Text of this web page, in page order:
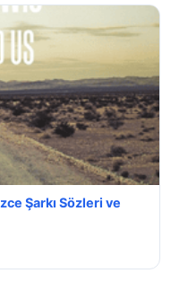
Şarkı Sözleri ve